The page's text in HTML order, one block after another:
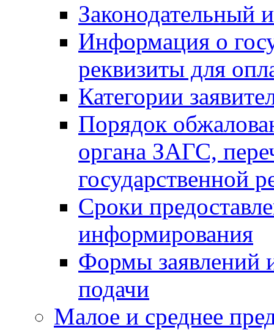
Законодательный
Информация о
реквизиты для
Категории
Порядок
органа ЗАГС,
государственной
Сроки
информирования
Формы заявлений
подачи
Малое и среднее